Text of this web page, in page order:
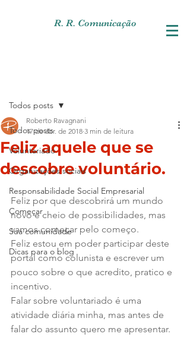
R. R. Comunicação
Todos posts
Voluntariado
Organizações sociais
Responsabilidade Social Empresarial
Começar
Sua comunidade
Dicas para o blog
Todos posts
Feliz aquele que se
descobre voluntário.
Roberto Ravagnani
17 de abr. de 2018 3 min de leitura
Feliz por que descobrirá um mundo
novo e cheio de possibilidades, mas
vamos começar pelo começo.
Feliz estou em poder participar deste
portal como colunista e escrever um
pouco sobre o que acredito, pratico e
incentivo.
Falar sobre voluntariado é uma
atividade diária minha, mas antes de
falar do assunto quero me apresentar.